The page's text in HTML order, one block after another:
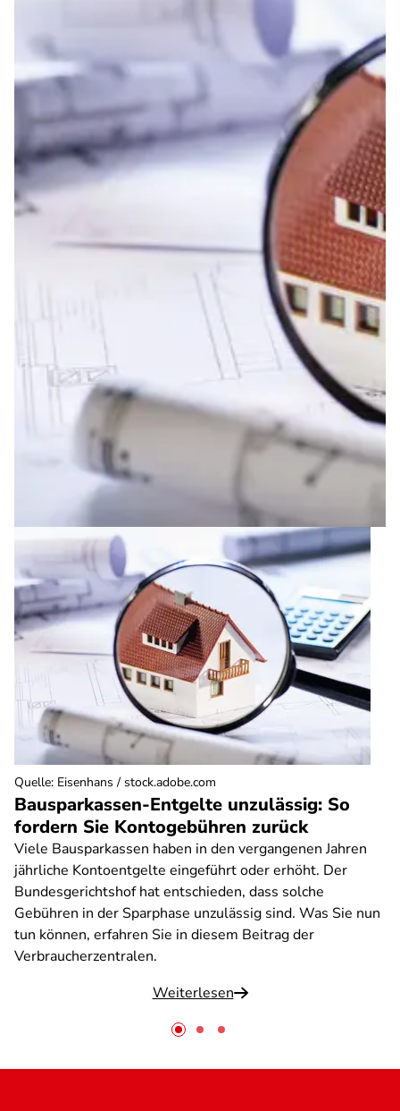
Bausparkassen-Entgelte unzulässig: So
fordern Sie Kontogebühren zurück
Viele Bausparkassen haben in den vergangenen Jahren
jährliche Kontoentgelte eingeführt oder erhöht. Der
Bundesgerichtshof hat entschieden, dass solche
Gebühren in der Sparphase unzulässig sind. Was Sie nun
tun können, erfahren Sie in diesem Beitrag der
Verbraucherzentralen.
Weiterlesen
Quelle: Eisenhans / stock.adobe.com